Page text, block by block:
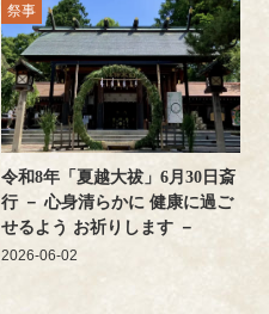
令和8年「夏越大祓」6月30日斎
行 － 心身清らかに 健康に過ご
せるよう お祈りします －
2026-06-02
祭事